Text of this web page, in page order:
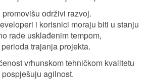
održivi razvoj.
i korisnici moraju biti u stanju
rade usklađenim tempom,
trajanja projekta.
vrhunskom tehničkom kvalitetu
agilnost.